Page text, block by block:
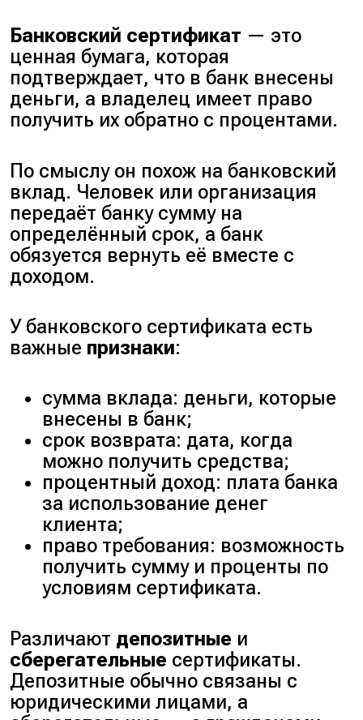
Банковский сертификат — это
ценная бумага, которая
подтверждает, что в банк внесены
деньги, а владелец имеет право
получить их обратно с процентами.
По смыслу он похож на банковский
вклад. Человек или организация
передаёт банку сумму на
определённый срок, а банк
обязуется вернуть её вместе с
доходом.
У банковского сертификата есть
важные признаки:
сумма вклада: деньги, которые
внесены в банк;
срок возврата: дата, когда
можно получить средства;
процентный доход: плата банка
за использование денег
клиента;
право требования: возможность
получить сумму и проценты по
условиям сертификата.
Различают депозитные и
сберегательные сертификаты.
Депозитные обычно связаны с
юридическими лицами, а